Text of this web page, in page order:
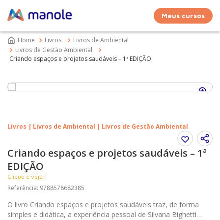
Meus cursos
Livros
Livros de Ambiental
Livros de Gestão Ambiental
Criando espaços e projetos saudáveis – 1ª EDIÇÃO
Livros | Livros de Ambiental | Livros de Gestão Ambiental
Criando espaços e projetos saudáveis – 1ª
EDIÇÃO
Clique e veja!
Referência: 9788578682385
O livro Criando espaços e projetos saudáveis traz, de forma
simples e didática, a experiência pessoal de Silvana Bighetti